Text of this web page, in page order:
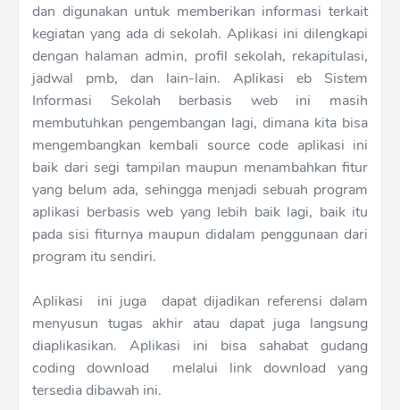
dan digunakan untuk memberikan informasi terkait
kegiatan yang ada di sekolah. Aplikasi ini dilengkapi
dengan halaman admin, profil sekolah, rekapitulasi,
jadwal pmb, dan lain-lain. Aplikasi eb Sistem
Informasi Sekolah berbasis web ini masih
membutuhkan pengembangan lagi, dimana kita bisa
mengembangkan kembali source code aplikasi ini
baik dari segi tampilan maupun menambahkan fitur
yang belum ada, sehingga menjadi sebuah program
aplikasi berbasis web yang lebih baik lagi, baik itu
pada sisi fiturnya maupun didalam penggunaan dari
program itu sendiri.
Aplikasi ini juga dapat dijadikan referensi dalam
menyusun tugas akhir atau dapat juga langsung
diaplikasikan. Aplikasi ini bisa sahabat gudang
coding download melalui link download yang
tersedia dibawah ini.